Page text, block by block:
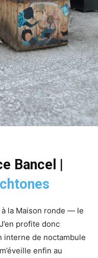
Bancel |
la Maison ronde ― le
profite donc
interne de noctambule
enfin au